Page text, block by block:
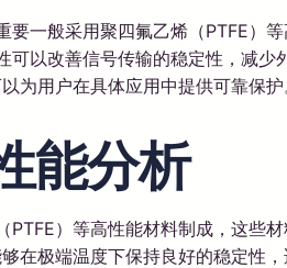
一般采用聚四氟乙烯（PTFE）
以改善信号传输的稳定性，减
用户在具体应用中提供可靠保
能分析
）等高性能材料制成，这些
在极端温度下保持良好的稳定性，